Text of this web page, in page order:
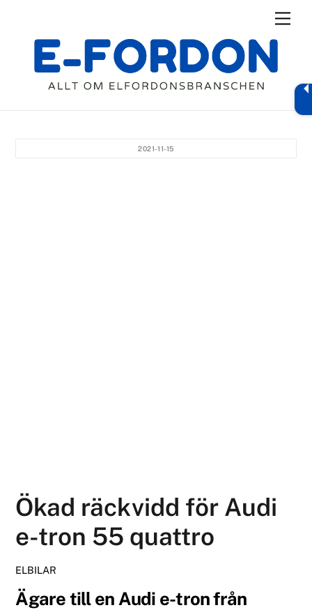
content
2021-11-15
Ökad räckvidd för Audi
e-tron 55 quattro
ELBILAR
Ägare till en Audi e-tron från